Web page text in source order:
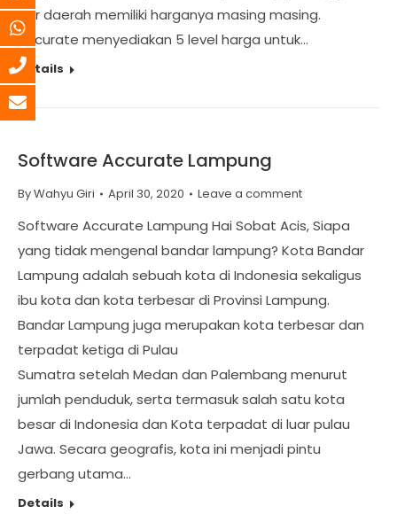
per daerah memiliki harganya masing masing.
Accurate menyediakan 5 level harga untuk…
Details
Software Accurate Lampung
ByWahyu Giri April 30, 2020 Leave a comment
Software Accurate Lampung Hai Sobat Acis, Siapa
yang tidak mengenal bandar lampung? Kota Bandar
Lampung adalah sebuah kota di Indonesia sekaligus
ibu kota dan kota terbesar di Provinsi Lampung.
Bandar Lampung juga merupakan kota terbesar dan
terpadat ketiga di Pulau
Sumatra setelah Medan dan Palembang menurut
jumlah penduduk, serta termasuk salah satu kota
besar di Indonesia dan Kota terpadat di luar pulau
Jawa. Secara geografis, kota ini menjadi pintu
gerbang utama…
Details